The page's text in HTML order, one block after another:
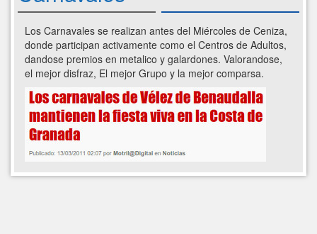
Los Carnavales se realizan antes del Miércoles de Ceniza,
donde participan activamente como el Centros de Adultos,
dandose premios en metalico y galardones. Valorandose,
el mejor disfraz, El mejor Grupo y la mejor comparsa.